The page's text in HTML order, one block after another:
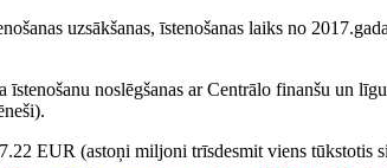
uzsākšanas, īstenošanas laiks no
noslēgšanas ar Centrālo finanšu un
EUR (astoņi miljoni trīsdesmit viens tūkstotis